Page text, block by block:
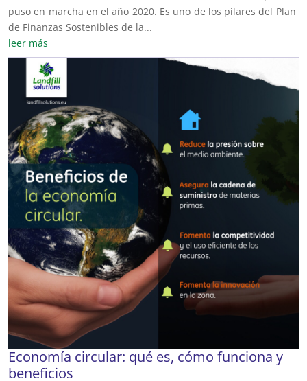
puso en marcha en el año 2020. Es uno de los pilares del Plan
de Finanzas Sostenibles de la...
leer más
Economía circular: qué es, cómo funciona y
beneficios